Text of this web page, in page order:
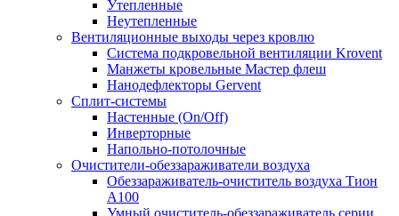
Утепленные
Неутепленные
Вентиляционные выходы через кровлю
Система подкровельной вентиляции Krovent
Манжеты кровельные Мастер флеш
Нанодефлекторы Gervent
Сплит-системы
Настенные (On/Off)
Инверторные
Напольно-потолочные
Очистители-обеззараживатели воздуха
Обеззараживатель-очиститель воздуха Тион
А100
Умный очиститель-обеззараживатель серии